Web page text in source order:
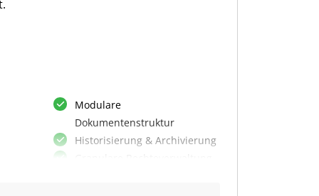
Modulare
Dokumentenstruktur
Historisierung & Archivierung